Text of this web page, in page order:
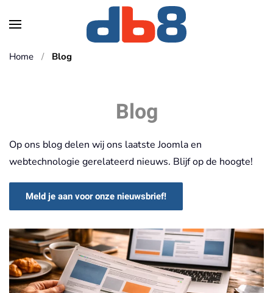
Skip to main content
Home Blog
Blog
Op ons blog delen wij ons laatste Joomla en
webtechnologie gerelateerd nieuws. Blijf op de hoogte!
Meld je aan voor onze nieuwsbrief!